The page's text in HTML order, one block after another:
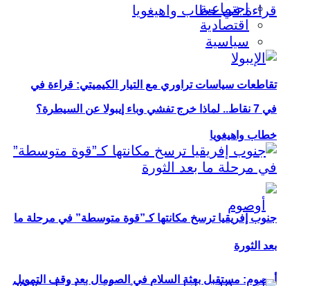
تقاطعات سياسات تراوري مع التيار الكيميتي: قراءة في
خطاب واهيغويا
أوصوم: مستقبل بعثة السلام في الصومال بعد وقف التمويل
اجتماعية
اقتصادية
سياسية
في 7 نقاط.. لماذا خرج تفشي وباء إيبولا عن السيطرة؟
جنوب إفريقيا ترسخ مكانتها كـ”قوة متوسطة” في مرحلة ما
بعد الثورة